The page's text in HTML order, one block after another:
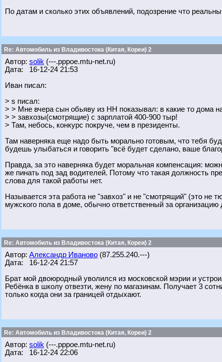
По датам и сколько этих объявлений, подозрение что
Re: Автомобиль из Владивостока (Китая, Кореи) 2
Автор: solik (---.pppoe.mtu-net.ru)
Дата: 16-12-24 21:53
Иван писал:
> s писал:
> > Мне вчера сын обьяву из НН показывал: в какие то дома
> > завхозы(смотрящие) с зарплатой 400-900 тыр!
> Там, небось, конкурс покруче, чем в президенты.
Там наверняка еще надо быть морально готовым, что тебя
будешь улыбаться и говорить "всё будет сделано, ваше
Правда, за это наверняка будет моральная компенсация:
же пинать под зад водителей. Потому что такая должность
слова для такой работы нет.
Называется эта работа не "завхоз" и не "смотрящий" (это
мужского пола в доме, обычно ответственный за организацию
Re: Автомобиль из Владивостока (Китая, Кореи) 2
Автор: Александр Иваново (87.255.240.---)
Дата: 16-12-24 21:57
Брат мой двоюродный уволился из московской мэрии и
Ребёнка в школу отвезти, жену по магазинам. Получает 3
только когда они за границей отдыхают.
Re: Автомобиль из Владивостока (Китая, Кореи) 2
Автор: solik (---.pppoe.mtu-net.ru)
Дата: 16-12-24 22:06